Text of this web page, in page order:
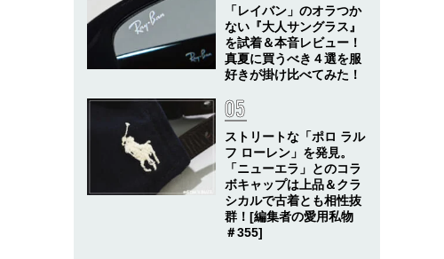
「レイバン」のオラつか
ない『大人サングラス』
を試着＆本音レビュー！
真夏に買うべき４選を服
好きが掛け比べてみた！
ストリートな「ポロ ラル
フ ローレン」を発見。
「ニューエラ」とのコラ
ボキャップは上品＆クラ
シカルで古着とも相性抜
群！[編集者の愛用私物
＃355]